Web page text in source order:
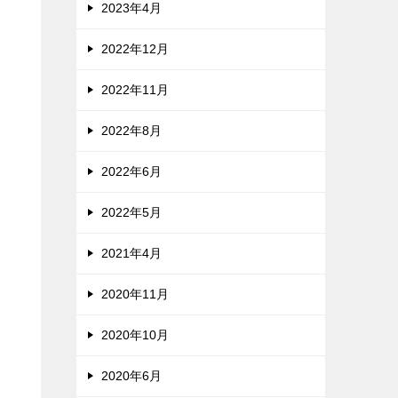
2023年4月
2022年12月
2022年11月
2022年8月
2022年6月
2022年5月
2021年4月
2020年11月
2020年10月
2020年6月